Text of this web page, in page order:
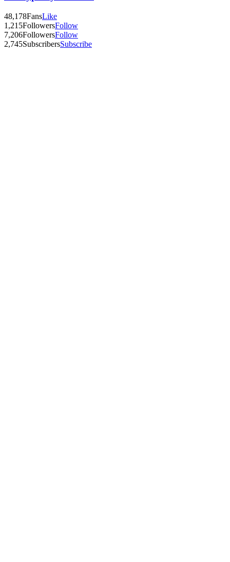
48,178FansLike
1,215FollowersFollow
7,206FollowersFollow
2,745SubscribersSubscribe